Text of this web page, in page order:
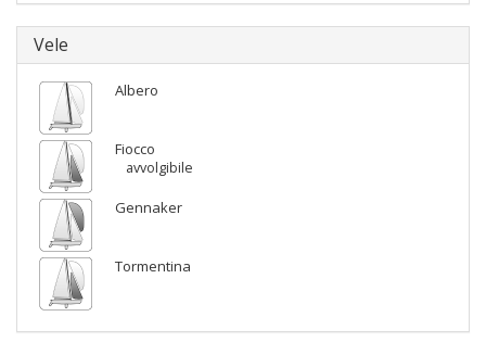
Vele
Albero
Fiocco
avvolgibile
Gennaker
Tormentina